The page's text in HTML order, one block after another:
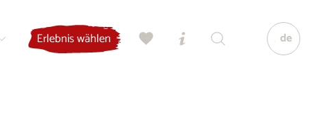
Erlebnis wählen de